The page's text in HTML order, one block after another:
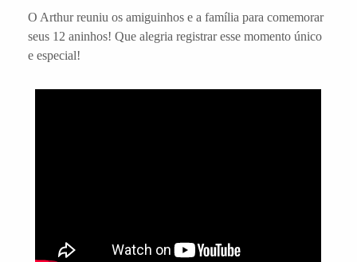
O Arthur reuniu os amiguinhos e a família para comemorar
seus 12 aninhos! Que alegria registrar esse momento único
e especial!